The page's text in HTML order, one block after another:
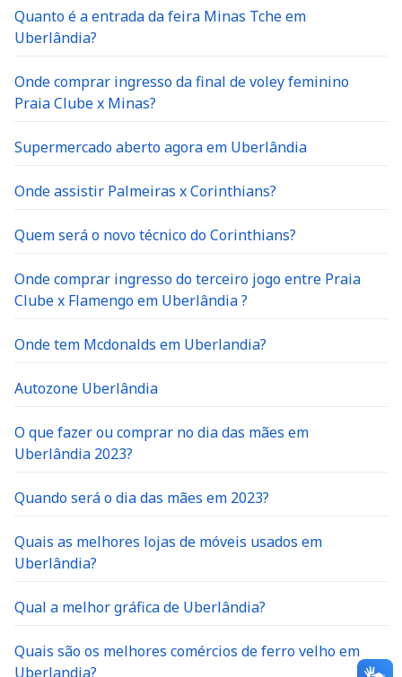
Quanto é a entrada da feira Minas Tche em
Uberlândia?
Onde comprar ingresso da final de voley feminino
Praia Clube x Minas?
Supermercado aberto agora em Uberlândia
Onde assistir Palmeiras x Corinthians?
Quem será o novo técnico do Corinthians?
Onde comprar ingresso do terceiro jogo entre Praia
Clube x Flamengo em Uberlândia ?
Onde tem Mcdonalds em Uberlandia?
Autozone Uberlândia
O que fazer ou comprar no dia das mães em
Uberlândia 2023?
Quando será o dia das mães em 2023?
Quais as melhores lojas de móveis usados em
Uberlândia?
Qual a melhor gráfica de Uberlândia?
Quais são os melhores comércios de ferro velho em
Uberlandia?